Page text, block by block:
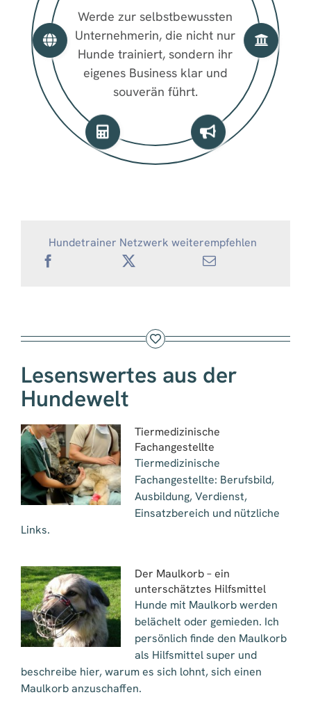
Werde zur selbstbewussten
Unternehmerin, die nicht nur
Hunde trainiert, sondern ihr
eigenes Business klar und
souverän führt.
Hundetrainer Netzwerk weiterempfehlen
Lesenswertes aus der
Hundewelt
Tiermedizinische
Fachangestellte
Tiermedizinische
Fachangestellte: Berufsbild,
Ausbildung, Verdienst,
Einsatzbereich und nützliche
Links.
Der Maulkorb – ein
unterschätztes Hilfsmittel
Hunde mit Maulkorb werden
belächelt oder gemieden. Ich
persönlich finde den Maulkorb
als Hilfsmittel super und
beschreibe hier, warum es sich lohnt, sich einen
Maulkorb anzuschaffen.